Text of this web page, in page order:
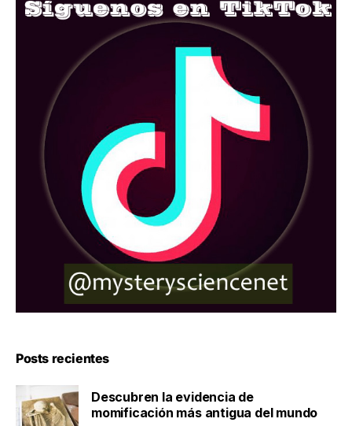
Posts recientes
Descubren la evidencia de
momificación más antigua del mundo